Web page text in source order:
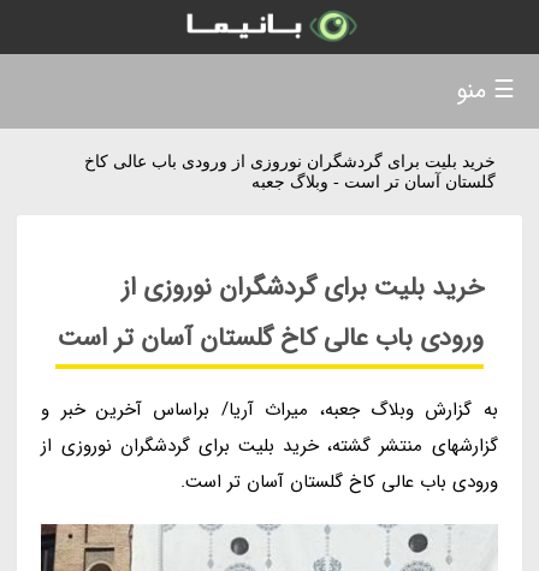
خرید بلیت برای گردشگران نوروزی از ورودی باب عالی کاخ
گلستان آسان تر است - وبلاگ جعبه
خرید بلیت برای گردشگران نوروزی از
ورودی باب عالی کاخ گلستان آسان تر است
به گزارش وبلاگ جعبه، میراث آریا/ براساس آخرین خبر و
گزارشهای منتشر گشته، خرید بلیت برای گردشگران نوروزی از
ورودی باب عالی کاخ گلستان آسان تر است.
☰ منو